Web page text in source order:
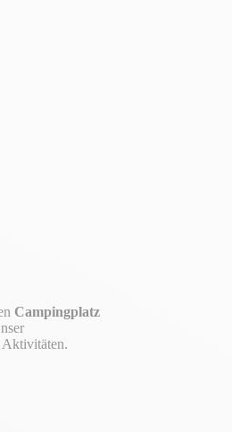
Campingplatz
Aktivitäten.